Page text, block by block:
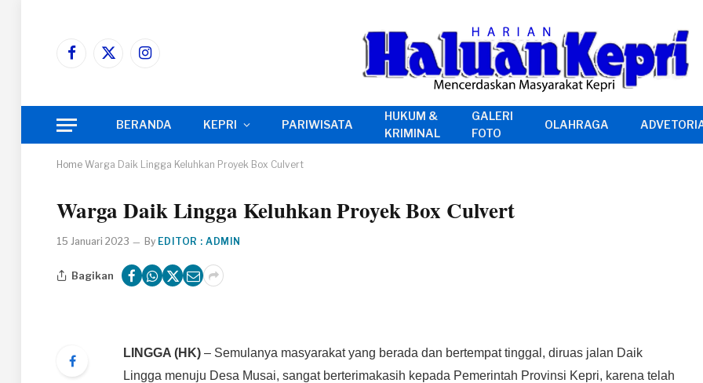
Facebook
X
Instagram
BERANDA KEPRI PARIWISATA
HUKUM &
KRIMINAL
GALERI
FOTO
OLAHRAGA
Home Warga Daik Lingga Keluhkan Proyek Box Culvert
Warga Daik Lingga Keluhkan Proyek Box Culvert
15 Januari 2023 By EDITOR : ADMIN
Bagikan
LINGGA (HK)– Semulanya masyarakat yang berada dan bertempat tinggal, diruas jalan Daik
Lingga menuju Desa Musai, sangat berterimakasih kepada Pemerintah Provinsi Kepri, karena telah